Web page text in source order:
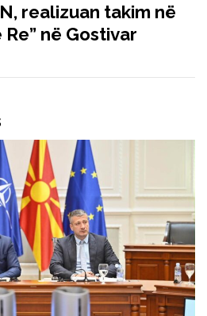
realizuan takim në
Re” në Gostivar